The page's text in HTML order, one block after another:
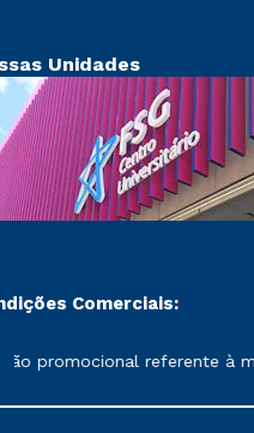
Unidades
Comerciais:
períodos de rematrícula
promocional referente à